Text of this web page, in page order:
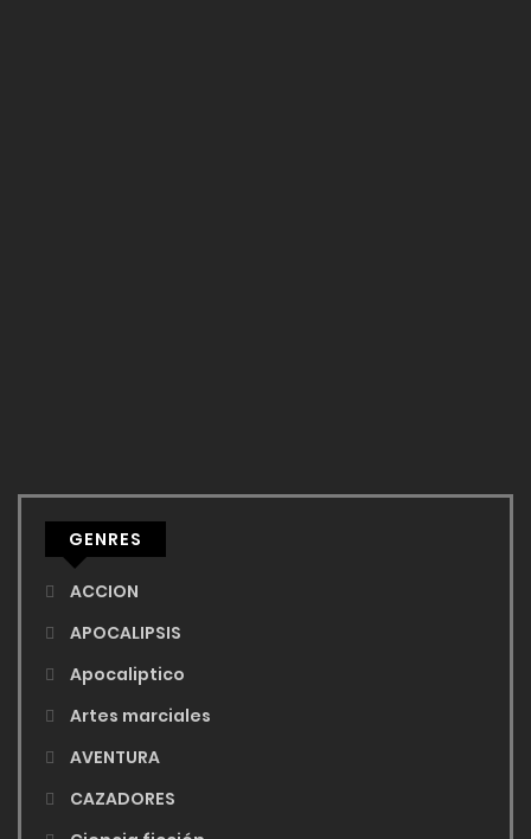
GENRES
ACCION
APOCALIPSIS
Apocaliptico
Artes marciales
AVENTURA
CAZADORES